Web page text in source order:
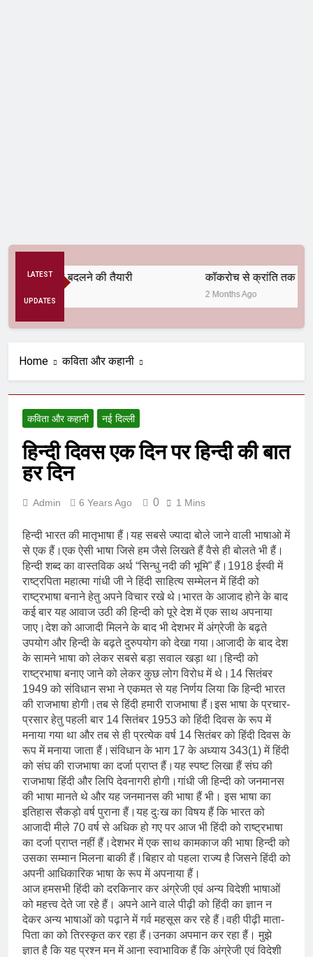
LATEST
UPDATES
व्यवस्था बदलने की तैयारी कॉकरोच से क्रांति तक
2 Months Ago
Home कविता और कहानी
कविता और कहानी नई दिल्ली
हिन्दी दिवस एक दिन पर हिन्दी की बात
हर दिन
Admin 6 Years Ago 0 1 Mins
हिन्दी भारत की मातृभाषा हैं।यह सबसे ज्यादा बोले जाने वाली भाषाओ में
से एक हैं।एक ऐसी भाषा जिसे हम जैसे लिखते हैं वैसे ही बोलते भी हैं।
हिन्दी शब्द का वास्तविक अर्थ “सिन्धु नदी की भूमि” हैं।1918 ईस्वी में
राष्ट्रपिता महात्मा गांधी जी ने हिंदी साहित्य सम्मेलन में हिंदी को
राष्ट्रभाषा बनाने हेतु अपने विचार रखे थे।भारत के आजाद होने के बाद
कई बार यह आवाज उठी की हिन्दी को पूरे देश में एक साथ अपनाया
जाए।देश को आजादी मिलने के बाद भी देशभर में अंग्रेजी के बढ़ते
उपयोग और हिन्दी के बढ़ते दुरुपयोग को देखा गया।आजादी के बाद देश
के सामने भाषा को लेकर सबसे बड़ा सवाल खड़ा था।हिन्दी को
राष्ट्रभाषा बनाए जाने को लेकर कुछ लोग विरोध में थे।14 सितंबर
1949 को संविधान सभा ने एकमत से यह निर्णय लिया कि हिन्दी भारत
की राजभाषा होगी।तब से हिंदी हमारी राजभाषा हैं।इस भाषा के प्रचार-
प्रसार हेतु पहली बार 14 सितंबर 1953 को हिंदी दिवस के रूप में
मनाया गया था और तब से ही प्रत्येक वर्ष 14 सितंबर को हिंदी दिवस के
रूप में मनाया जाता हैं।संविधान के भाग 17 के अध्याय 343(1) में हिंदी
को संघ की राजभाषा का दर्जा प्राप्त हैं।यह स्पष्ट लिखा हैं संघ की
राजभाषा हिंदी और लिपि देवनागरी होगी।गांधी जी हिन्दी को जनमानस
की भाषा मानते थे और यह जनमानस की भाषा हैं भी। इस भाषा का
इतिहास सैकड़ो वर्ष पुराना हैं।यह दुःख का विषय हैं कि भारत को
आजादी मीले 70 वर्ष से अधिक हो गए पर आज भी हिंदी को राष्ट्रभाषा
का दर्जा प्राप्त नहीं हैं।देशभर में एक साथ कामकाज की भाषा हिन्दी को
उसका सम्मान मिलना बाकी हैं।बिहार वो पहला राज्य है जिसने हिंदी को
अपनी आधिकारिक भाषा के रूप में अपनाया हैं।
आज हमसभी हिंदी को दरकिनार कर अंग्रेजी एवं अन्य विदेशी भाषाओं
को महत्त्व देते जा रहे हैं। अपने आने वाले पीढ़ी को हिंदी का ज्ञान न
देकर अन्य भाषाओं को पढ़ाने में गर्व महसूस कर रहे हैं।वही पीढ़ी माता-
पिता का को तिरस्कृत कर रहा हैं।उनका अपमान कर रहा हैं। मुझे
ज्ञात है कि यह प्रश्न मन में आना स्वाभाविक हैं कि अंग्रेजी एवं विदेशी